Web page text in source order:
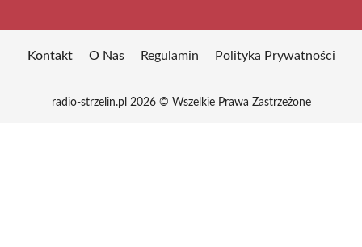
Kontakt O Nas Regulamin Polityka Prywatności
radio-strzelin.pl 2026 © Wszelkie Prawa Zastrzeżone